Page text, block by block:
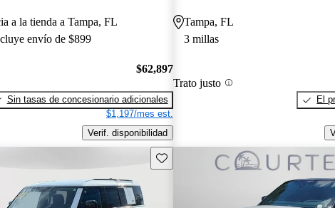
a la tienda a Tampa, FL
envío de $899
$62,897
Sin tasas de concesionario adicionales
$1,197/mes est.
Verif. disponibilidad
Tampa, FL
3 millas
Trato justo
El
Guarda este Aviso